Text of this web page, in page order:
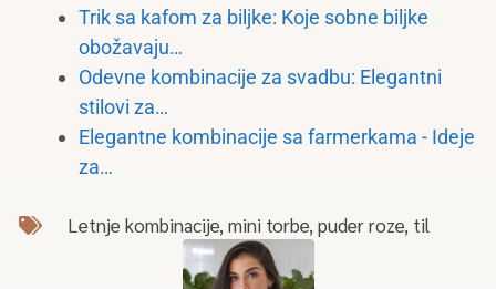
Trik sa kafom za biljke: Koje sobne biljke
obožavaju…
Odevne kombinacije za svadbu: Elegantni
stilovi za…
Elegantne kombinacije sa farmerkama - Ideje
za…
Letnje kombinacije, mini torbe, puder roze, til